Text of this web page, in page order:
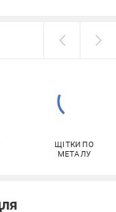
ЩІТКИ ПО
МЕТАЛУ